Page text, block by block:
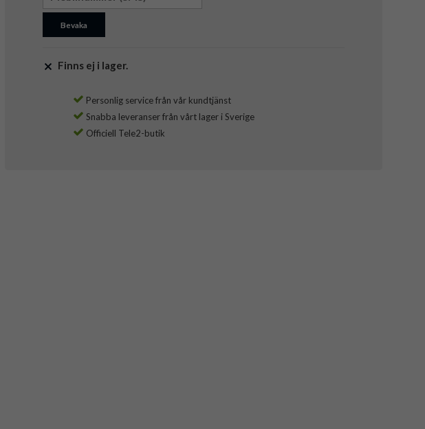
Bevaka
Finns ej i lager.
Personlig service från vår kundtjänst
Snabba leveranser från vårt lager i Sverige
Officiell Tele2-butik